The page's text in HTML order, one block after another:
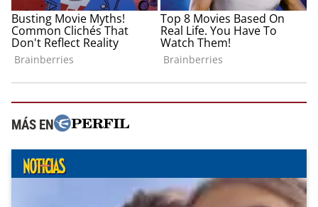
MÁS EN